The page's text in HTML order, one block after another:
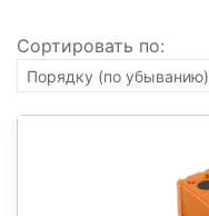
Сортировать по: